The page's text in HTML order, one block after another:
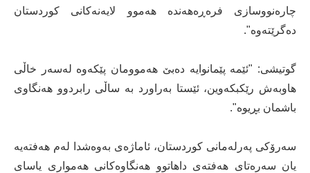
چارەنووسازی فرەڕەهەندە هەموو لایەنەکانی کوردستان
دەگرێتەوە".
گوتیشی: "ئێمە پێمانوایە دەبێ هەموومان پێکەوە لەسەر خاڵی
هاوبەش رێکبکەوین، ئێستا بەراورد بە ساڵی رابردوو هەنگاوی
باشمان بڕیوە".
سەرۆکی پەرلەمانی کوردستان، ئاماژەی بەوەشدا لەم هەفتەیە
یان سەرەتای هەفتەی داهاتوو هەنگاوەکانی هەمواری یاسای